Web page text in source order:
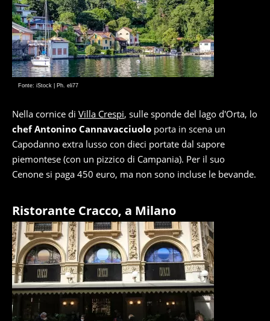
Fonte: iStock | Ph. eli77
Nella cornice di Villa Crespi, sulle sponde del lago d'Orta, lo
chef Antonino Cannavacciuolo porta in scena un
Capodanno extra lusso con dieci portate dal sapore
piemontese (con un pizzico di Campania). Per il suo
Cenone si paga 450 euro, ma non sono incluse le bevande.
Ristorante Cracco, a Milano